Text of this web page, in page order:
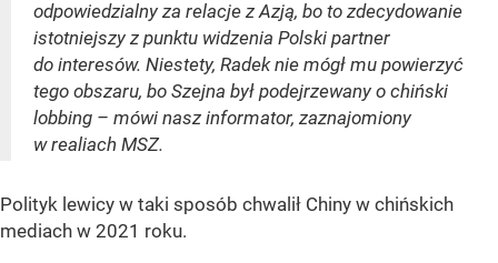
odpowiedzialny za relacje z Azją, bo to zdecydowanie
istotniejszy z punktu widzenia Polski partner
do interesów. Niestety, Radek nie mógł mu powierzyć
tego obszaru, bo Szejna był podejrzewany o chiński
lobbing – mówi nasz informator, zaznajomiony
w realiach MSZ.
Polityk lewicy w taki sposób chwalił Chiny w chińskich
mediach w 2021 roku.